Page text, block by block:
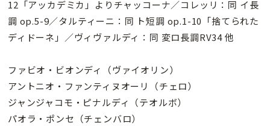
12「アッカデミカ」よりチャッコーナ／コレッリ：同 イ長
調 op.5-9／タルティーニ：同 ト短調 op.1-10「捨てられた
ディドーネ」／ヴィヴァルディ：同 変ロ長調RV34 他
ファビオ・ビオンディ（ヴァイオリン）
アントニオ・ファンティヌオーリ（チェロ）
ジャンジャコモ・ピナルディ（テオルボ）
パオラ・ポンセ（チェンバロ）